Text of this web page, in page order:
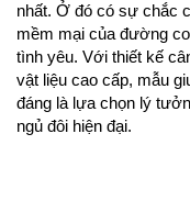
nhất. Ở đó có sự chắc
mềm mại của đường
tình yêu. Với thiết kế
vật liệu cao cấp, mẫu
đáng là lựa chọn lý
ngủ đôi hiện đại.